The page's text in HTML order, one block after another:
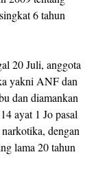
6 tahun
20 Juli, anggota
yakni ANF dan
dan diamankan
ayat 1 Jo pasal
dengan
lama 20 tahun